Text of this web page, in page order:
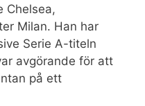
Chelsea,
Milan. Han har
Serie A-titeln
avgörande för att
på ett